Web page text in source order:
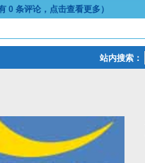
0 条评论，点击查看更多）
站内搜索：